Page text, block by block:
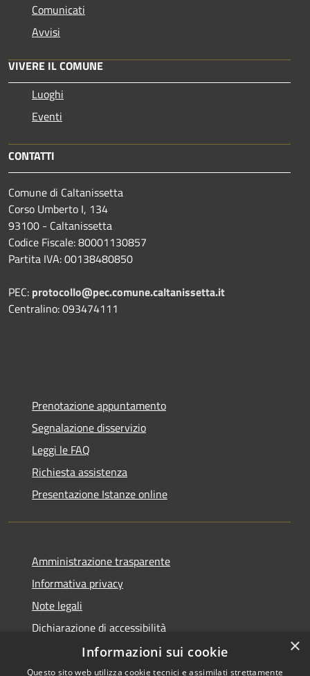
Comunicati
Avvisi
VIVERE IL COMUNE
Luoghi
Eventi
CONTATTI
Comune di Caltanissetta
Corso Umberto I, 134
93100 - Caltanissetta
Codice Fiscale: 80001130857
Partita IVA: 00138480850
PEC: protocollo@pec.comune.caltanissetta.it
Centralino: 093474111
Prenotazione appuntamento
Segnalazione disservizio
Leggi le FAQ
Richiesta assistenza
Presentazione Istanze online
Amministrazione trasparente
Informativa privacy
Note legali
Dichiarazione di accessibilità
×
Informazioni sui cookie
Questo sito web utilizza cookie tecnici e assimilati strettamente